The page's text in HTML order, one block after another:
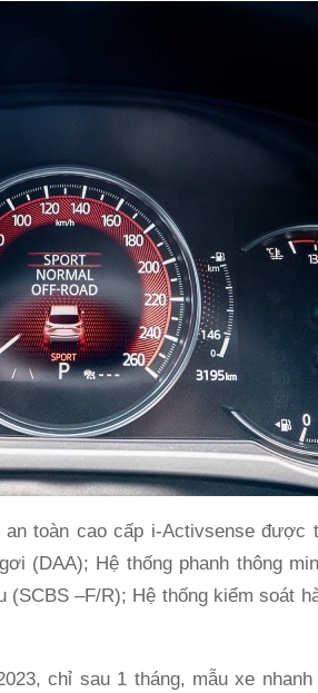
toàn cao cấp i-Activsense được
(DAA); Hệ thống phanh thông
–F/R); Hệ thống kiểm soát
chỉ sau 1 tháng, mẫu xe